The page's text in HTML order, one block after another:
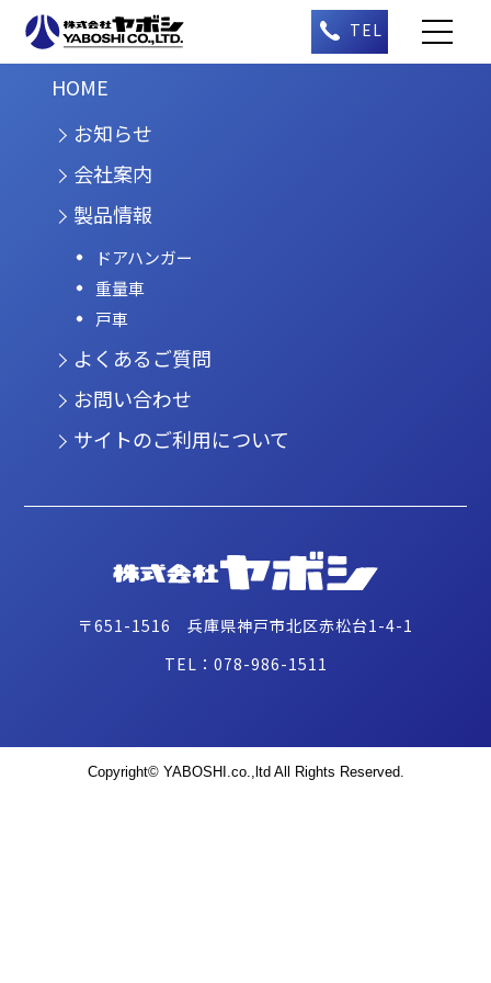
HOME
お知らせ
会社案内
製品情報
ドアハンガー
重量車
戸車
よくあるご質問
お問い合わせ
サイトのご利用について
〒651-1516 兵庫県神戸市北区赤松台1-4-1
TEL：078-986-1511
Copyright© YABOSHI.co.,ltd All Rights Reserved.